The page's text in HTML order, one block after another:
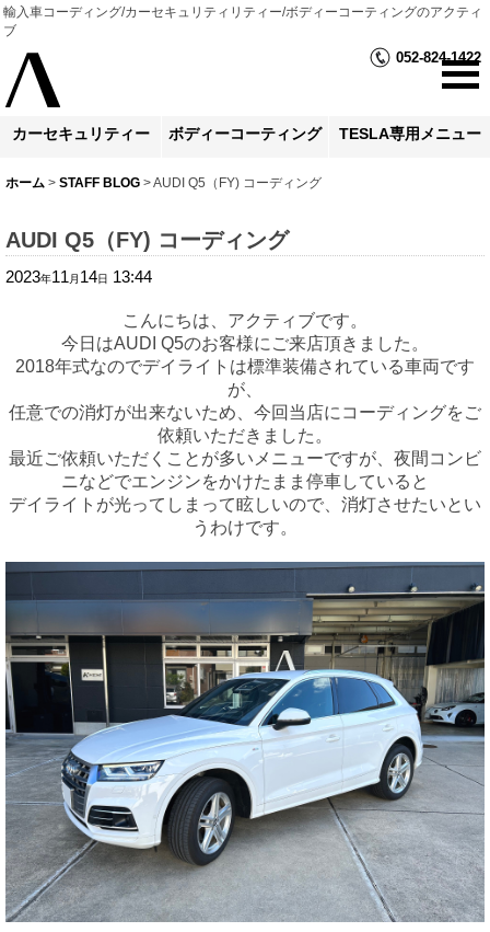
輸入車コーディング/カーセキュリティリティー/ボディーコーティングのアクティ
ブ
052-824-1422
カーセキュリティー ボディーコーティング TESLA専用メニュー
ホーム > STAFF BLOG >AUDI Q5（FY) コーディング
AUDI Q5（FY) コーディング
2023年11 月 14日 13:44
こんにちは、アクティブです。
今日はAUDI Q5のお客様にご来店頂きました。
2018年式なのでデイライトは標準装備されている車両です
が、
任意での消灯が出来ないため、今回当店にコーディングをご
依頼いただきました。
最近ご依頼いただくことが多いメニューですが、夜間コンビ
ニなどでエンジンをかけたまま停車していると
デイライトが光ってしまって眩しいので、消灯させたいとい
うわけです。